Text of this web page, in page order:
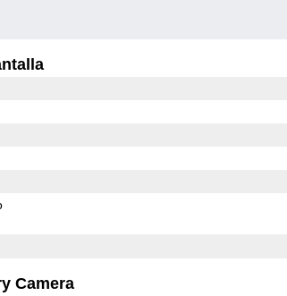
Camera